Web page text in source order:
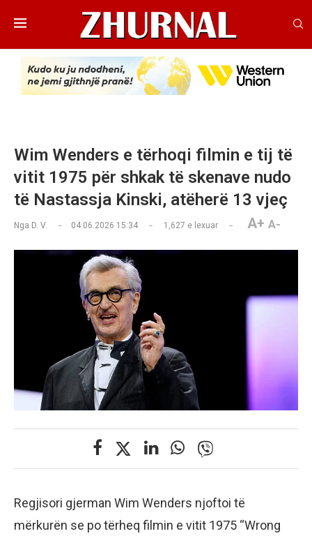
Wim Wenders e tërhoqi filmin e tij të
vitit 1975 për shkak të skenave nudo
të Nastassja Kinski, atëherë 13 vjeç
Nga D. V. 04.06.2026 15:34 1,627 e lexuar A+ A-
Regjisori gjerman Wim Wenders njoftoi të
mërkurën se po tërheq filmin e vitit 1975 “Wrong